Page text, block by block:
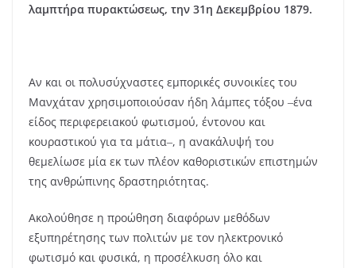
λαμπτήρα πυρακτώσεως, την 31η Δεκεμβρίου 1879.
Αν και οι πολυσύχναστες εμπορικές συνοικίες του
Μανχάταν χρησιμοποιούσαν ήδη λάμπες τόξου ‒ένα
είδος περιφερειακού φωτισμού, έντονου και
κουραστικού για τα μάτια‒, η ανακάλυψή του
θεμελίωσε μία εκ των πλέον καθοριστικών επιστημών
της ανθρώπινης δραστηριότητας.
Ακολούθησε η προώθηση διαφόρων μεθόδων
εξυπηρέτησης των πολιτών με τον ηλεκτρονικό
φωτισμό και φυσικά, η προσέλκυση όλο και